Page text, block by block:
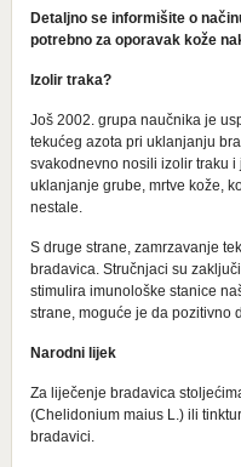
Detaljno se informišite o
potrebno za oporavak kože
Izolir traka?
Još 2002. grupa naučnika je
tekućeg azota pri uklanjanju
svakodnevno nosili izolir traku
uklanjanje grube, mrtve kože,
nestale.
S druge strane, zamrzavanje
bradavica. Stručnjaci su
stimulira imunološke stanice
strane, moguće je da pozitivno
Narodni lijek
Za liječenje bradavica
(Chelidonium maius L.) ili
bradavici.